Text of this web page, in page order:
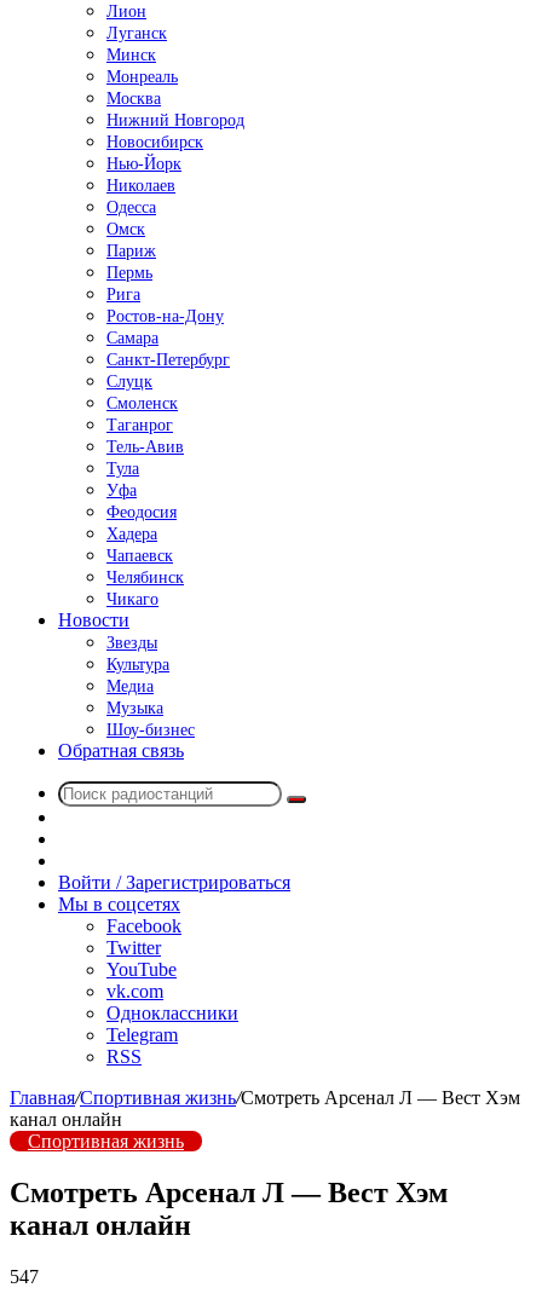
Лион
Луганск
Минск
Монреаль
Москва
Нижний Новгород
Новосибирск
Нью-Йорк
Николаев
Одесса
Омск
Париж
Пермь
Рига
Ростов-на-Дону
Самара
Санкт-Петербург
Слуцк
Смоленск
Таганрог
Тель-Авив
Тула
Уфа
Феодосия
Хадера
Чапаевск
Челябинск
Чикаго
Новости
Звезды
Культура
Медиа
Музыка
Шоу-бизнес
Обратная связь
Поиск
радио
Войти / Зарегистрироваться
Мы в соцсетях
Facebook
Twitter
YouTube
vk.com
Одноклассники
Telegram
RSS
Главная/Спортивная жизнь/Смотреть Арсенал Л — Вест Хэм
канал онлайн
Спортивная жизнь
Смотреть Арсенал Л — Вест Хэм
канал онлайн
547